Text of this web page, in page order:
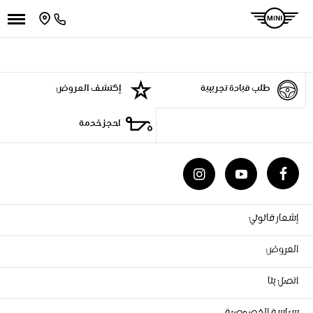
طلب قيادة تجريبية إكتشف العروض
احجز خدمة
إشعار قانوني
العروض
اتصل بنا